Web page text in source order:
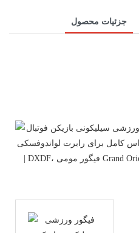
جزئیات محصول